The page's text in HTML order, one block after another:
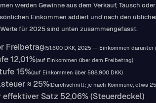
werden Gewinne aus dem Verkauf, Tausch
Einkommen addiert und nach den
für 2025 sind unten zusammengefasst.
Freibetrag(51.600 DKK, 2025 — Einkommen
12,01%(auf Einkommen über dem Freibetrag)
15%(auf Einkommen über 588.900 DKK)
≈ 25%(Durchschnitt; je nach Kommune, etwa
effektiver Satz 52,06% (Steuerdeckel)